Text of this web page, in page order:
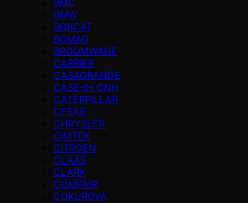
BMW
BOBCAT
BOMAG
BROOMWADE
CARRIER
CASAGRANDE
CASE-IH CNH
CATERPILLAR
CESAB
CHRYSLER
CIMTEK
CITROEN
CLAAS
CLARK
COMPAIR
CUKUROVA